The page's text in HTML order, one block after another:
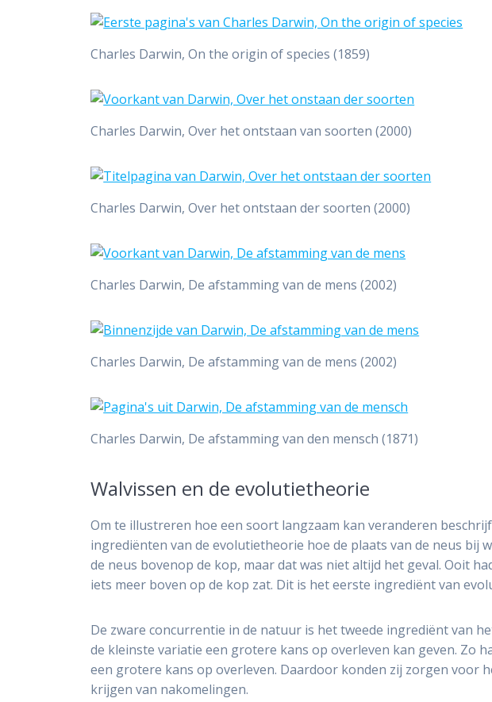
Charles Darwin, On the origin of species (1859)
Charles Darwin, Over het ontstaan van soorten (2000)
Charles Darwin, Over het ontstaan der soorten (2000)
Charles Darwin, De afstamming van de mens (2002)
Charles Darwin, De afstamming van de mens (2002)
Charles Darwin, De afstamming van den mensch (1871)
Walvissen en de evolutietheorie
Om te illustreren hoe een soort langzaam kan veranderen
ingrediënten van de evolutietheorie hoe de plaats van de neus bij
de neus bovenop de kop, maar dat was niet altijd het geval. Ooit
iets meer boven op de kop zat. Dit is het eerste ingrediënt van
De zware concurrentie in de natuur is het tweede ingrediënt van
de kleinste variatie een grotere kans op overleven kan geven. Zo
een grotere kans op overleven. Daardoor konden zij zorgen voor
krijgen van nakomelingen.